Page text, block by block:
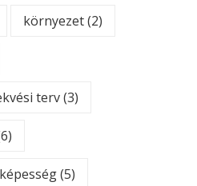
környezet(2)
terv(3)
(5)